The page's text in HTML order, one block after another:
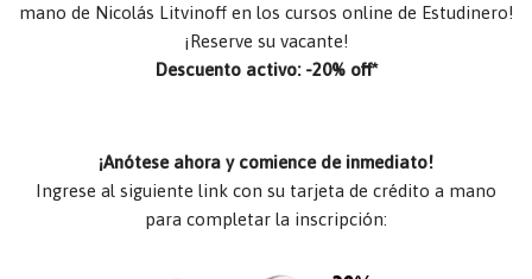
mano de Nicolás Litvinoff en los cursos online de Estudinero!
¡Reserve su vacante!
Descuento activo: -20% off*
¡Anótese ahora y comience de inmediato!
Ingrese al siguiente link con su tarjeta de crédito a mano
para completar la inscripción: